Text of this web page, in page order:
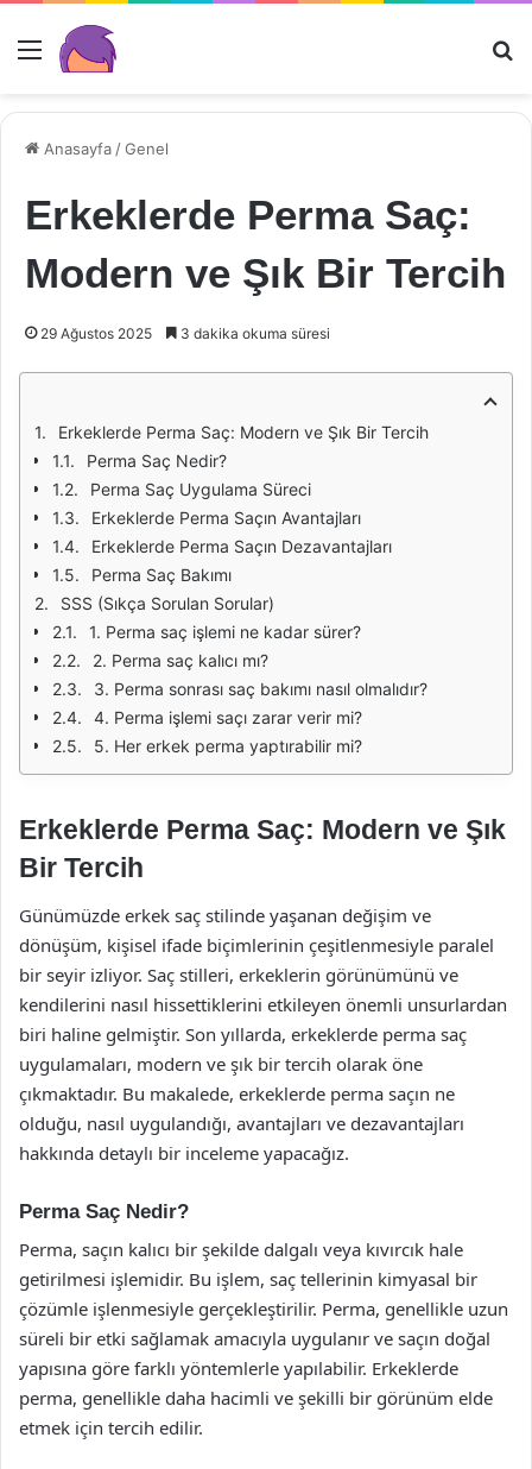
Menü
Anasayfa /Genel
Erkeklerde Perma Saç:
Modern ve Şık Bir Tercih
29 Ağustos 2025 3 dakika okuma süresi
Erkeklerde Perma Saç: Modern ve Şık Bir Tercih
Perma Saç Nedir?
Perma Saç Uygulama Süreci
Erkeklerde Perma Saçın Avantajları
Erkeklerde Perma Saçın Dezavantajları
Perma Saç Bakımı
SSS (Sıkça Sorulan Sorular)
1. Perma saç işlemi ne kadar sürer?
2. Perma saç kalıcı mı?
3. Perma sonrası saç bakımı nasıl olmalıdır?
4. Perma işlemi saçı zarar verir mi?
5. Her erkek perma yaptırabilir mi?
Erkeklerde Perma Saç: Modern ve Şık
Bir Tercih
Günümüzde erkek saç stilinde yaşanan değişim ve
dönüşüm, kişisel ifade biçimlerinin çeşitlenmesiyle paralel
bir seyir izliyor. Saç stilleri, erkeklerin görünümünü ve
kendilerini nasıl hissettiklerini etkileyen önemli unsurlardan
biri haline gelmiştir. Son yıllarda, erkeklerde perma saç
uygulamaları, modern ve şık bir tercih olarak öne
çıkmaktadır. Bu makalede, erkeklerde perma saçın ne
olduğu, nasıl uygulandığı, avantajları ve dezavantajları
hakkında detaylı bir inceleme yapacağız.
Perma Saç Nedir?
Perma, saçın kalıcı bir şekilde dalgalı veya kıvırcık hale
getirilmesi işlemidir. Bu işlem, saç tellerinin kimyasal bir
çözümle işlenmesiyle gerçekleştirilir. Perma, genellikle uzun
süreli bir etki sağlamak amacıyla uygulanır ve saçın doğal
yapısına göre farklı yöntemlerle yapılabilir. Erkeklerde
perma, genellikle daha hacimli ve şekilli bir görünüm elde
etmek için tercih edilir.